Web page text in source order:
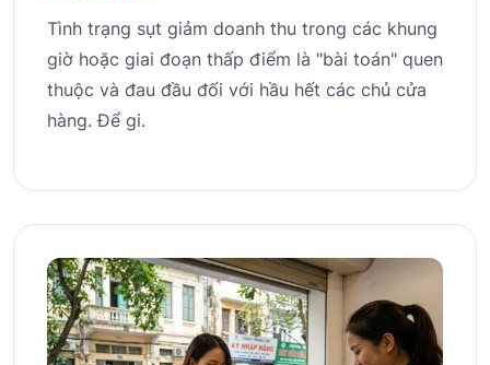
Tình trạng sụt giảm doanh thu trong các khung
giờ hoặc giai đoạn thấp điểm là "bài toán" quen
thuộc và đau đầu đối với hầu hết các chủ cửa
hàng. Để gi.